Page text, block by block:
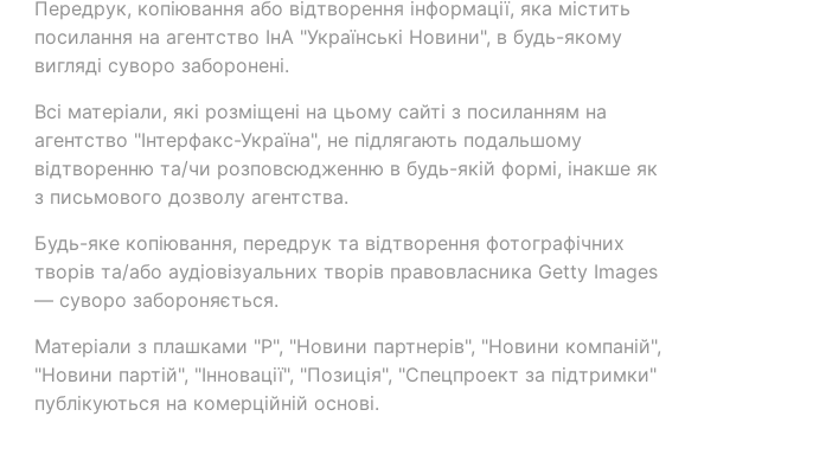
Передрук, копіювання або відтворення інформації, яка містить
посилання на агентство ІнА "Українські Новини", в будь-якому
вигляді суворо заборонені.
Всі матеріали, які розміщені на цьому сайті з посиланням на
агентство "Інтерфакс-Україна", не підлягають подальшому
відтворенню та/чи розповсюдженню в будь-якій формі, інакше як
з письмового дозволу агентства.
Будь-яке копіювання, передрук та відтворення фотографічних
творів та/або аудіовізуальних творів правовласника Getty Images
— суворо забороняється.
Матеріали з плашками "Р", "Новини партнерів", "Новини компаній",
"Новини партій", "Інновації", "Позиція", "Спецпроект за підтримки"
публікуються на комерційній основі.